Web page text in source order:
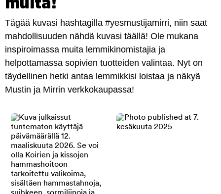
Tägää kuvasi hashtagilla #yesmustijamirri, niin saat
mahdollisuuden nähdä kuvasi täällä! Ole mukana
inspiroimassa muita lemmikinomistajia ja
helpottamassa sopivien tuotteiden valintaa. Nyt on
täydellinen hetki antaa lemmikkisi loistaa ja näkyä
Mustin ja Mirrin verkkokaupassa!